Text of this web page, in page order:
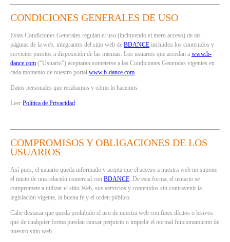
CONDICIONES GENERALES DE USO
Estas Condiciones Generales regulan el uso (incluyendo el mero acceso) de las
páginas de la web, integrantes del sitio web de BDANCE incluidos los contenidos y
servicios puestos a disposición de las mismas. Los usuarios que accedan a www.b-
dance.com (“Usuario”) aceptaran someterse a las Condiciones Generales vigentes en
cada momento de nuestro portal www.b-dance.com
Datos personales que recabamos y cómo lo hacemos
Leer Política de Privacidad
COMPROMISOS Y OBLIGACIONES DE LOS
USUARIOS
Así pues, el usuario queda informado y acepta que el acceso a nuestra web no supone
el inicio de una relación comercial con BDANCE. De esta forma, el usuario se
compromete a utilizar el sitio Web, sus servicios y contenidos sin contravenir la
legislación vigente, la buena fe y el orden público.
Cabe destacar que queda prohibido el uso de nuestra web con fines ilícitos o lesivos
que de cualquier forma puedan causar perjuicio o impedir el normal funcionamiento de
nuestro sitio web.